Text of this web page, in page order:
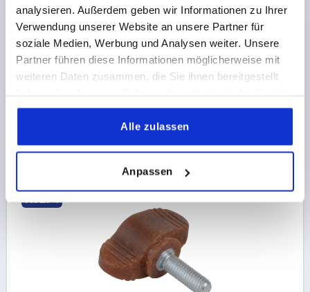
analysieren. Außerdem geben wir Informationen zu Ihrer
Verwendung unserer Website an unsere Partner für
soziale Medien, Werbung und Analysen weiter. Unsere
Partner führen diese Informationen möglicherweise mit
weiteren Daten zusammen, die Sie ihnen bereitgestellt
gesammelt haben.
Alle zulassen
Anpassen
KOMP:EDELSTAHL BLANK
GEWINDE=M6
GEWINDETIEFE=8
FARBE GRUNDKÖRPER=SCHWARZGRAU RAL 7021
FORM=K
GRIFFLÄNGE=28 BREITE=13
D2=12
HÖHE=15
H1=13,3 H2=2,3
DETAILS